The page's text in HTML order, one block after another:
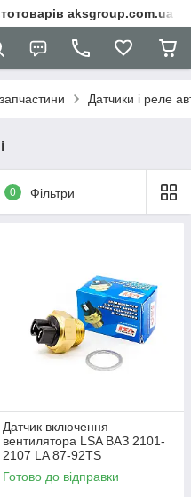
aksgroup.com.ua
Датчики і реле
0 Фільтри
Датчик включення
вентилятора LSA ВАЗ 2101-
2107 LA 87-92TS
Готово до відправки